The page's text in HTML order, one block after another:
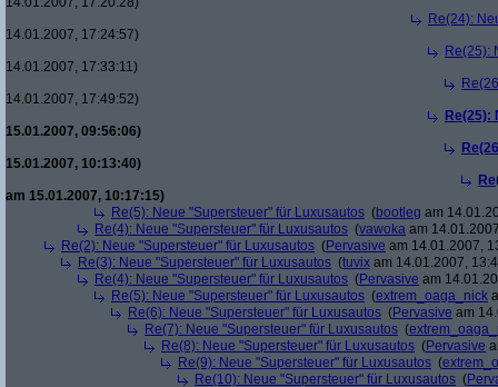
Re(24):
14.01.2007, 17:24:57)
Re(25):
14.01.2007, 17:33:11)
14.01.2007, 17:49:52)
Re(25):
15.01.2007, 09:56:06)
15.01.2007, 10:13:40)
am 15.01.2007, 10:17:15)
Re(5): Neue "Supersteuer" für Luxusautos (bootleg am
Re(4): Neue "Supersteuer" für Luxusautos (vawoka am
Re(2): Neue "Supersteuer" für Luxusautos (Pervasive am 14.01.2007,
Re(3): Neue "Supersteuer" für Luxusautos (tuvix am 14.01.2007,
Re(4): Neue "Supersteuer" für Luxusautos (Pervasive am
Re(5): Neue "Supersteuer" für Luxusautos (extrem_oaga_nick
Re(6): Neue "Supersteuer" für Luxusautos (Pervasive am
Re(7): Neue "Supersteuer" für Luxusautos (
Re(8): Neue "Supersteuer" für Luxusautos (Pervasive
Re(9): Neue "Supersteuer" für Luxusautos (
Re(10): Neue "Supersteuer" für Luxusautos (